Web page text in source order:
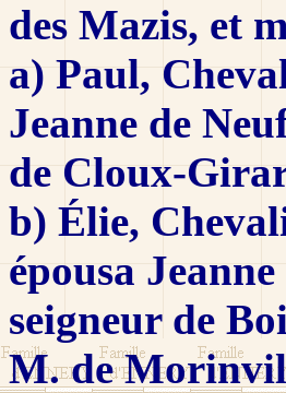
des Mazis, et
a) Paul,
Jeanne de
de Cloux-
b) Élie,
épousa
seigneur de
M. de